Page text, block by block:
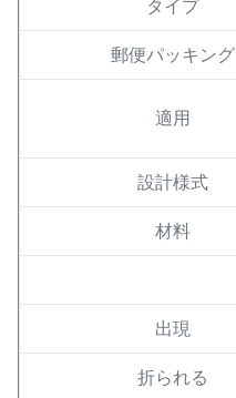
タイプ
郵便パッキング
適用
設計様式
材料
出現
折られる